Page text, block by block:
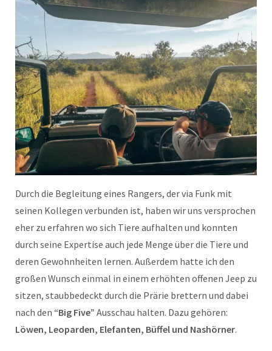
Durch die Begleitung eines Rangers, der via Funk mit
seinen Kollegen verbunden ist, haben wir uns versprochen
eher zu erfahren wo sich Tiere aufhalten und konnten
durch seine Expertise auch jede Menge über die Tiere und
deren Gewohnheiten lernen. Außerdem hatte ich den
großen Wunsch einmal in einem erhöhten offenen Jeep zu
sitzen, staubbedeckt durch die Prärie brettern und dabei
nach den “Big Five” Ausschau halten. Dazu gehören:
Löwen, Leoparden, Elefanten, Büffel und Nashörner.